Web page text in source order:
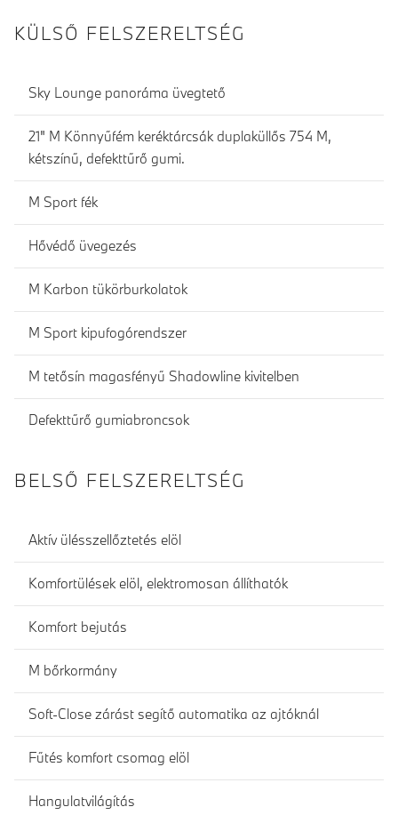
KÜLSŐ FELSZERELTSÉG
Sky Lounge panoráma üvegtető
21" M Könnyűfém keréktárcsák duplaküllős 754 M,
kétszínű, defekttűrő gumi.
M Sport fék
Hővédő üvegezés
M Karbon tükörburkolatok
M Sport kipufogórendszer
M tetősín magasfényű Shadowline kivitelben
Defekttűrő gumiabroncsok
BELSŐ FELSZERELTSÉG
Aktív ülésszellőztetés elöl
Komfortülések elöl, elektromosan állíthatók
Komfort bejutás
M bőrkormány
Soft-Close zárást segítő automatika az ajtóknál
Fűtés komfort csomag elöl
Hangulatvilágítás